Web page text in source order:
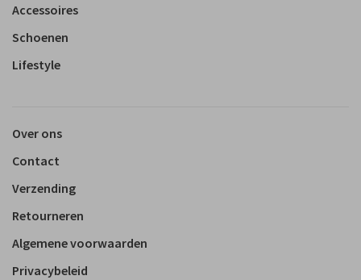
Accessoires
Schoenen
Lifestyle
Over ons
Contact
Verzending
Retourneren
Algemene voorwaarden
Privacybeleid